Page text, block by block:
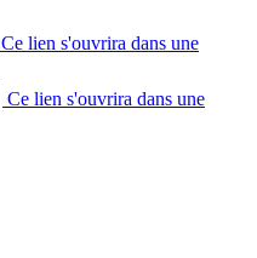
Ce lien s'ouvrira dans une
Ce lien s'ouvrira dans une